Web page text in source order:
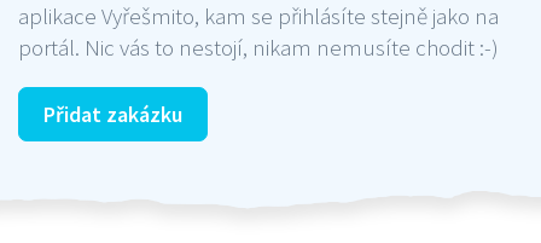
aplikace Vyřešmito, kam se přihlásíte stejně jako na
portál. Nic vás to nestojí, nikam nemusíte chodit :-)
Přidat zakázku